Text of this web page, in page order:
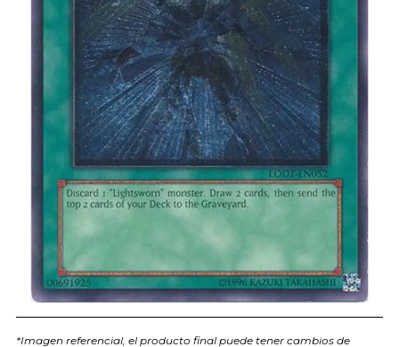
*Imagen referencial, el producto final puede tener cambios de